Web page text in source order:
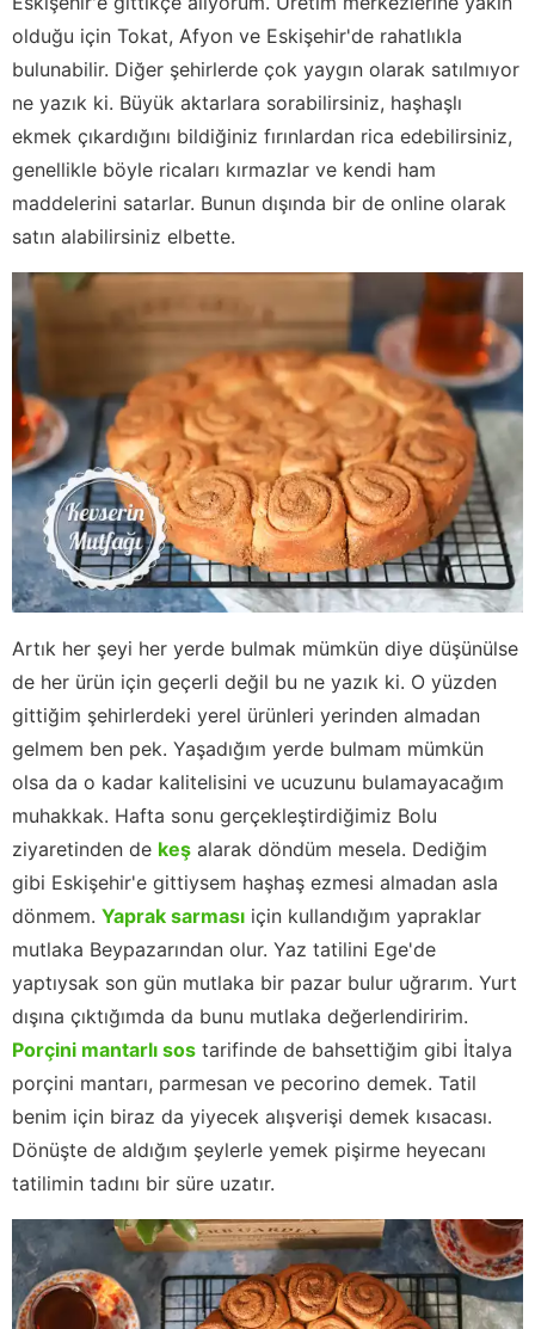
olduğu için Tokat, Afyon ve Eskişehir'de rahatlıkla
bulunabilir. Diğer şehirlerde çok yaygın olarak satılmıyor
ne yazık ki. Büyük aktarlara sorabilirsiniz, haşhaşlı
ekmek çıkardığını bildiğiniz fırınlardan rica edebilirsiniz,
genellikle böyle ricaları kırmazlar ve kendi ham
maddelerini satarlar. Bunun dışında bir de online olarak
satın alabilirsiniz elbette.
Artık her şeyi her yerde bulmak mümkün diye düşünülse
de her ürün için geçerli değil bu ne yazık ki. O yüzden
gittiğim şehirlerdeki yerel ürünleri yerinden almadan
gelmem ben pek. Yaşadığım yerde bulmam mümkün
olsa da o kadar kalitelisini ve ucuzunu bulamayacağım
muhakkak. Hafta sonu gerçekleştirdiğimiz Bolu
ziyaretinden de keş alarak döndüm mesela. Dediğim
gibi Eskişehir'e gittiysem haşhaş ezmesi almadan asla
dönmem. Yaprak sarması için kullandığım yapraklar
mutlaka Beypazarından olur. Yaz tatilini Ege'de
yaptıysak son gün mutlaka bir pazar bulur uğrarım. Yurt
dışına çıktığımda da bunu mutlaka değerlendiririm.
Porçini mantarlı sos tarifinde de bahsettiğim gibi İtalya
porçini mantarı, parmesan ve pecorino demek. Tatil
benim için biraz da yiyecek alışverişi demek kısacası.
Dönüşte de aldığım şeylerle yemek pişirme heyecanı
tatilimin tadını bir süre uzatır.